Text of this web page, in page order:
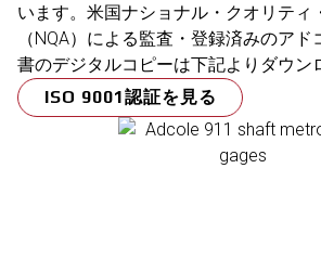
います。米国ナショナル・クオリティ
（NQA）による監査・登録済みのア
書のデジタルコピーは下記よりダウン
ISO 9001認証を見る